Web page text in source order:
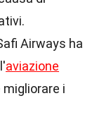
Airways ha
aviazione
i